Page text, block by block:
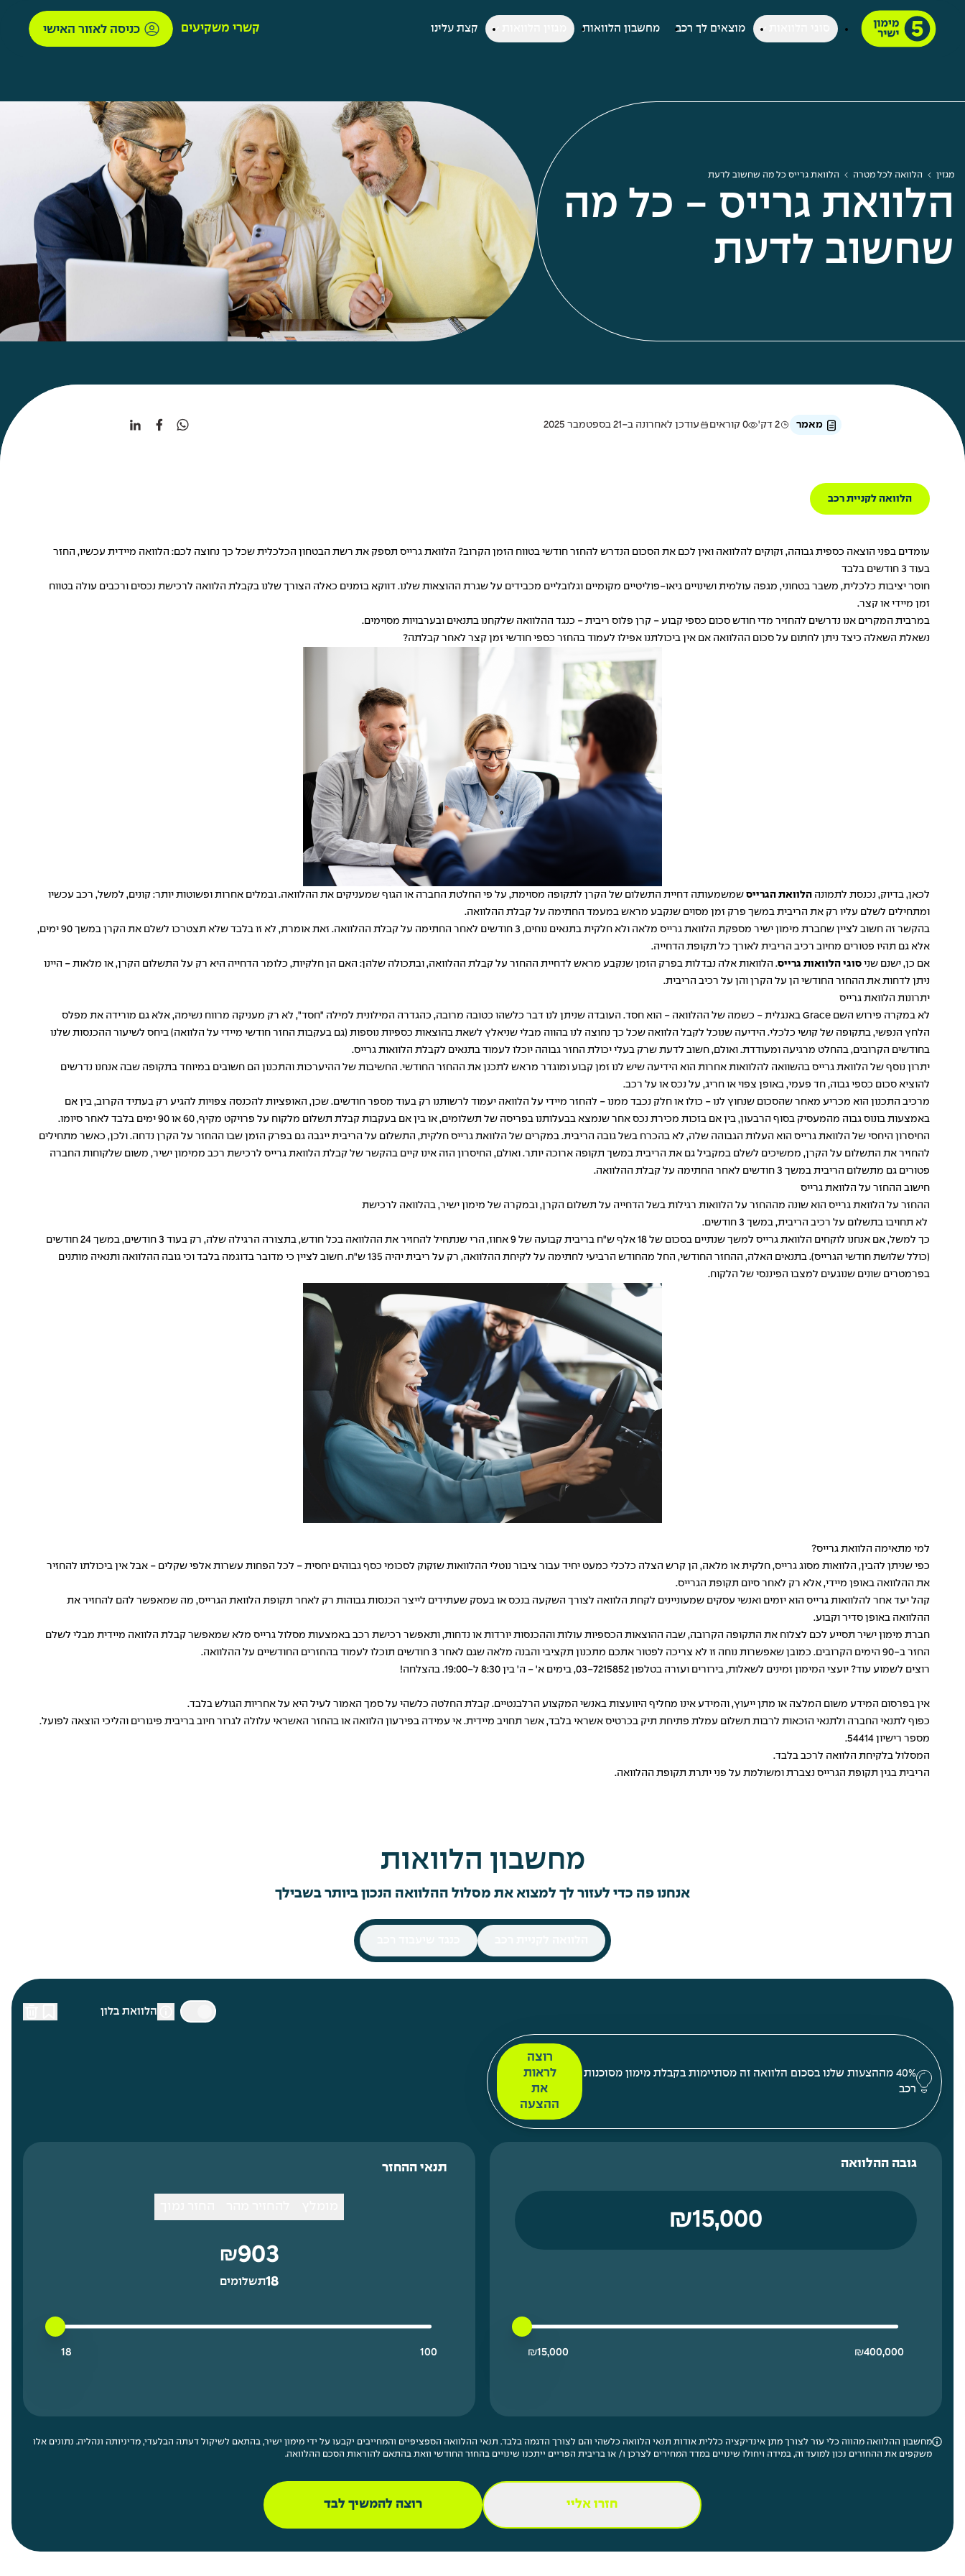
מוצאים לך רכב מחשבון הלוואות קצת עלינו קשרי משקיעים כניסה לאזור האישי
מגזין הלוואה לכל מטרה הלוואת גרייס כל מה שחשוב לדעת
הלוואת גרייס - כל מה
שחשוב לדעת
מאמר 2 דק' 0 קוראים עודכן לאחרונה ב-21 בספטמבר 2025
הלוואה לקניית רכב
עומדים בפני הוצאה כספית גבוהה, זקוקים להלוואה ואין לכם את הסכום הנדרש להחזר חודשי בטווח הזמן הקרוב? הלוואת גרייס תספק את רשת הבטחון הכלכלית שכל כך נחוצה לכם: הלוואה מיידית עכשיו, החזר
בעוד 3 חודשים בלבד
חוסר יציבות כלכלית, משבר בטחוני, מגפה עולמית ושינויים גיאו-פוליטיים מקומיים וגלובליים מכבידים על שגרת ההוצאות שלנו. דווקא בזמנים כאלה הצורך שלנו בקבלת הלוואה לרכישת נכסים ורכבים עולה בטווח
זמן מיידי או קצר.
במרבית המקרים אנו נדרשים להחזיר מדי חודש סכום כספי קבוע - קרן פלוס ריבית - כנגד ההלוואה שלקחנו בתנאים ובערבויות מסוימים.
נשאלת השאלה כיצד ניתן לחתום על סכום ההלוואה אם אין ביכולתנו אפילו לעמוד בהחזר כספי חודשי זמן קצר לאחר קבלתה?
לכאן, בדיוק, נכנסת לתמונההלוואת הגרייס שמשמעותה דחיית התשלום של הקרן לתקופה מסוימת, על פי החלטת החברה או הגוף שמעניקים את ההלוואה. ובמלים אחרות ופשוטות יותר: קונים, למשל, רכב עכשיו
ומתחילים לשלם עליו רק את הריבית במשך פרק זמן מסוים שנקבע מראש במעמד החתימה על קבלת ההלוואה.
בהקשר זה חשוב לציין שחברת מימון ישיר מספקת הלוואת גרייס מלאה ולא חלקית בתנאים נוחים, 3 חודשים לאחר החתימה על קבלת ההלוואה. זאת אומרת, לא זו בלבד שלא תצטרכו לשלם את הקרן במשך 90 ימים,
אלא גם תהיו פטורים מחיוב רכיב הריבית לאורך כל תקופת הדחייה.
אם כן, ישנם שניסוגי הלוואות גרייס. הלוואות אלה נבדלות בפרק הזמן שנקבע מראש לדחיית ההחזר על קבלת ההלוואה, ובתכולה שלהן: האם הן חלקיות, כלומר הדחייה היא רק על התשלום הקרן, או מלאות - היינו
ניתן לדחות את ההחזר החודשי הן על הקרן והן על רכיב הריבית.
יתרונות הלוואת גרייס
לא במקרה פירוש השם Grace באנגלית - כשמה של ההלוואה - הוא חסד. העובדה שניתן לנו דבר כלשהו כטובה מרובה, כהגדרה המילונית למילה "חסד", לא רק מעניקה מרווח נשימה, אלא גם מורידה את מפלס
הלחץ הנפשי, בתקופה של קושי כלכלי. הידיעה שנוכל לקבל הלוואה שכל כך נחוצה לנו בהווה מבלי שניאלץ לשאת בהוצאות כספיות נוספות (גם בעקבות החזר חודשי מיידי על הלוואה) ביחס לשיעור ההכנסות שלנו
בחודשים הקרובים, בהחלט מרגיעה ומעודדת. ואולם, חשוב לדעת שרק בעלי יכולת החזר גבוהה יוכלו לעמוד בתנאים לקבלת הלוואות גרייס.
יתרון נוסף של הלוואת גרייס בהשוואה להלוואות אחרות הוא הידיעה שיש לנו זמן קבוע ומוגדר מראש לתכנן את ההחזר החודשי. החשיבות של ההיערכות והתכנון הם חשובים במיוחד בתקופה שבה אנחנו נדרשים
להוציא סכום כספי גבוה, חד פעמי, באופן צפוי או חריג, על נכס או על רכב.
מרכיב התכנון הוא מכריע מאחר שהסכום שנחוץ לנו - כולו או חלק נכבד ממנו - להחזר מיידי על הלוואה יעמוד לרשותנו רק בעוד מספר חודשים. שכן, האופציות להכנסה צפויות להגיע רק בעתיד הקרוב, בין אם
באמצעות בונוס גבוה מהמעסיק בסוף הרבעון, בין אם בזכות מכירת נכס אחר שנמצא בבעלותנו בפריסה של תשלומים, או בין אם בעקבות קבלת תשלום מלקוח על פרויקט מקיף, 60 או 90 ימים בלבד לאחר סיומו.
החיסרון היחסי של הלוואת גרייס הוא העלות הגבוהה שלה, לא בהכרח בשל גובה הריבית. במקרים של הלוואת גרייס חלקית, התשלום על הריבית ייגבה גם בפרק הזמן שבו ההחזר על הקרן נדחה. ולכן, כאשר מתחילים
להחזיר את התשלום על הקרן, ממשיכים לשלם במקביל גם את הריבית במשך תקופה ארוכה יותר. ואולם, החיסרון הזה אינו קיים בהקשר של קבלת הלוואת גרייס לרכישת רכב ממימון ישיר, משום שלקוחות החברה
פטורים גם מתשלום הריבית במשך 3 חודשים לאחר החתימה על קבלת ההלוואה.
חישוב ההחזר על הלוואת גרייס
ההחזר על הלוואת גרייס הוא שונה מההחזר על הלוואות רגילות בשל הדחייה על תשלום הקרן, ובמקרה של מימון ישיר, בהלוואה לרכישת
לא תחויבו בתשלום על רכיב הריבית, במשך 3 חודשים.
כך למשל, אם אנחנו לוקחים הלוואת גרייס למשך שנתיים בסכום של 18 אלף ש"ח בריבית קבועה של 9 אחוז, הרי שנתחיל להחזיר את ההלוואה בכל חודש, בתצורה הרגילה שלה, רק בעוד 3 חודשים, במשך 24 חודשים
(כולל שלושת חודשי הגרייס). בתנאים האלה, ההחזר החודשי, החל מהחודש הרביעי לחתימה על לקיחת ההלוואה, רק על ריבית יהיה 135 ש"ח. חשוב לציין כי מדובר בדוגמה בלבד וכי גובה ההלוואה ותנאיה מותנים
בפרמטרים שונים שנוגעים למצבו הפיננסי של הלקוח.
למי מתאימה הלוואת גרייס?
כפי שניתן להבין, הלוואות מסוג גרייס, חלקית או מלאה, הן קרש הצלה כלכלי כמעט יחיד עבור ציבור נוטלי ההלוואות שזקוק לסכומי כסף גבוהים יחסית - לכל הפחות עשרות אלפי שקלים - אבל אין ביכולתו להחזיר
את ההלוואה באופן מיידי, אלא רק לאחר סיום תקופת הגרייס.
קהל יעד אחר להלוואות גרייס הוא יזמים ואנשי עסקים שמעוניינים לקחת הלוואה לצורך השקעה בנכס או בעסק שעתידים לייצר הכנסות גבוהות רק לאחר תקופת הלוואת הגרייס, מה שמאפשר להם להחזיר את
ההלוואה באופן סדיר וקבוע.
חברת מימון ישיר תסייע לכם לצלוח את התקופה הקרובה, שבה ההוצאות הכספיות עולות וההכנסות יורדות או נדחות, ותאפשר רכישת רכב באמצעות מסלול גרייס מלא שמאפשר קבלת הלוואה מיידית מבלי לשלם
החזר ב-90 הימים הקרובים. כמובן שאפשרות נוחה זו לא צריכה לפטור אתכם מתכנון תקציבי והבנה מלאה שגם לאחר 3 חודשים תוכלו לעמוד בהחזרים החודשיים על ההלוואה.
רוצים לשמוע עוד? יועצי המימון זמינים לשאלות, בירורים ועזרה בטלפון 03-7215852, בימים א' - ה' בין 8:30 ל-19:00. בהצלחה!
אין בפרסום המידע משום המלצה או מתן ייעוץ, והמידע אינו מחליף היוועצות באנשי המקצוע הרלבנטיים. קבלת החלטה כלשהי על סמך האמור לעיל היא על אחריות הגולש בלבד.
כפוף לתנאי החברה ולתנאי הזכאות לרבות תשלום עמלת פתיחת תיק בכרטיס אשראי בלבד, אשר תחויב מיידית. אי עמידה בפירעון הלוואה או בהחזר האשראי עלולה לגרור חיוב בריבית פיגורים והליכי הוצאה לפועל.
מספר רישיון 54414.
המסלול בלקיחת הלוואה לרכב בלבד.
הריבית בגין תקופת הגרייס נצברת ומשולמת על פני יתרת תקופת ההלוואה.
מחשבון הלוואות
אנחנו פה כדי לעזור לך למצוא את מסלול ההלוואה הנכון ביותר בשבילך
הלוואת בלון
40% מההצעות שלנו בסכום הלוואה זה מסתיימות בקבלת מימון מסוכנות
רכב
רוצה
לראות
את
ההצעה
גובה ההלוואה
15000 ₪ מחיר נמוך ביותר₪15,000 400000 ₪ מחיר גבוה ביותר ₪400,000
תנאי ההחזר
903
₪
18תשלומים
18 תשלומים נמוך ביותר18100 תשלומים גבוה ביותר 100
מחשבון ההלוואה מהווה כלי עזר לצורך מתן אינדיקציה כללית אודות תנאי הלוואה כלשהי והם לצורך הדגמה בלבד. תנאי ההלוואה הספציפיים והמחייבים יקבעו על ידי מימון ישיר, בהתאם לשיקול דעתה הבלעדי, מדיניותה ונהליה. נתונים אלו
משקפים את ההחזרים נכון למועד זה, במידה ויחולו שינויים במדד המחירים לצרכן ו/ או בריבית הפריים ייתכנו שינויים בהחזר החודשי וזאת בהתאם להוראות הסכם ההלוואה.
חזרו אליי רוצה להמשיך לבד